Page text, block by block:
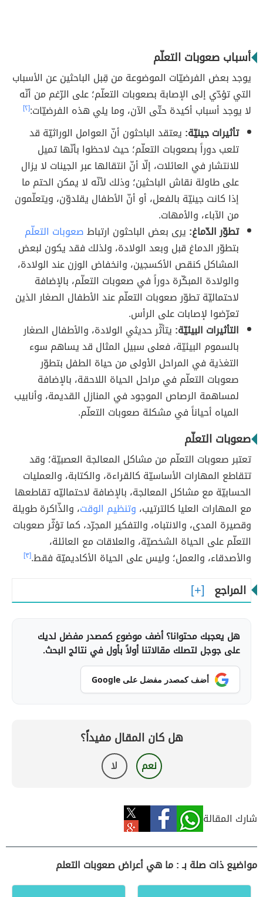
أسباب صعوبات التعلّم
يوجد بعض الفرضيّات الموضوعة من قِبل الباحثين عن الأسباب
التي تؤدّي إلى الإصابة بصعوبات التعلّم؛ على الرّغم من أنّه
لا يوجد أسباب أكيدة حتّى الآن، وما يلي هذه الفرضيّات:[٢]
تأثيرات جينيّة: يعتقد الباحثون أنّ العوامل الوراثيّة قد
تلعب دوراً بصعوبات التعلّم؛ حيث لاحظوا بأنّها تميل
للانتشار في العائلات، إلّا أنّ انتقالها عبر الجينات لا يزال
على طاولة نقاش الباحثين؛ وذلك لأنّه لا يمكن الحتم ما
إذا كانت جينيّة بالفعل، أو أنّ الأطفال يقلدوّن، ويتعلّمون
من الآباء، والأمهات.
تطوّر الدّماغ: يرى بعض الباحثون ارتباطصعوبات التعلّم
بتطوّر الدماغ قبل وبعد الولادة، ولذلك فقد يكون لبعض
المشاكل كنقص الأكسجين، وانخفاض الوزن عند الولادة،
والولادة المبكّرة دوراً في صعوبات التعلّم، بالإضافة
لاحتماليّة تطوّر صعوبات التعلّم عند الأطفال الصغار الذين
تعرّضوا لإصابات على الرأس.
التأثيرات البيئيّة: يتأثّر حديثي الولادة، والأطفال الصغار
بالسموم البيئيّة، فعلى سبيل المثال قد يساهم سوء
التغذية في المراحل الأولى من حياة الطفل بتطوّر
صعوبات التعلّم في مراحل الحياة اللاحقة، بالإضافة
لمساهمة الرصاص الموجود في المنازل القديمة، وأنابيب
المياه أحياناً في مشكلة صعوبات التعلّم.
صعوبات التعلّم
تعتبر صعوبات التعلّم من مشاكل المعالجة العصبيّة؛ وقد
تتقاطع المهارات الأساسيّة كالقراءة، والكتابة، والعمليات
الحسابيّة مع مشاكل المعالجة، بالإضافة لاحتماليّه تقاطعها
مع المهارات العليا كالترتيب، وتنظيم الوقت، والذّاكرة طويلة
وقصيرة المدى، والانتباه، والتفكير المجرّد، كما تؤثّر صعوبات
التعلّم على الحياة الشخصيّة، والعلاقات مع العائلة،
والأصدقاء، والعمل؛ وليس على الحياة الأكاديميّة فقط.[٣]
المراجع
هل يعجبك محتوانا؟ أضف موضوع كمصدر مفضل لديك
على جوجل لتصلك مقالاتنا أولاً بأول في نتائج البحث.
أضف كمصدر مفضل على Google
هل كان المقال مفيداً؟
نعم لا
شارك المقالة
مواضيع ذات صلة بـ : ما هي أعراض صعوبات التعلم